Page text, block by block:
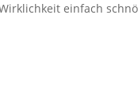
einfach